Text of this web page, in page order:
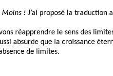
Moins ! J’ai proposé la traduction
réapprendre le sens des
absurde que la croissance
de limites.